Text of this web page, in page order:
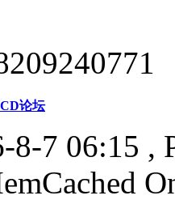
论坛
8-7 06:15 ,